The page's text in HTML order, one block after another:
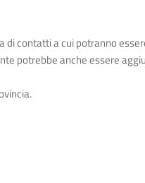
di contatti a cui potranno
potrebbe anche essere